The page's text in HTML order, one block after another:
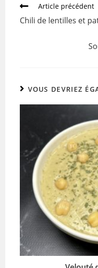
o
Article précédent
Chili de lentilles et
VOUS DEVRIEZ